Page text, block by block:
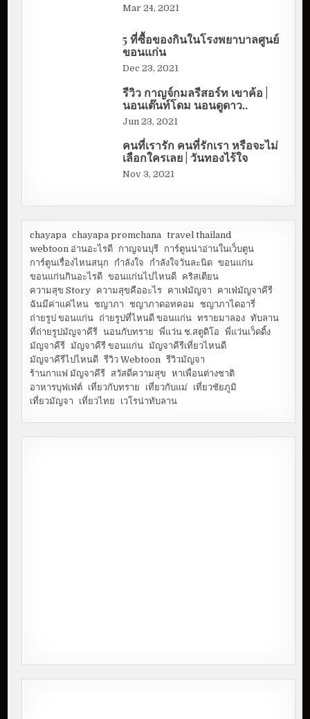
Mar 24, 2021
5 ที่ซื้อของกินในโรงพยาบาลศูนย์
ขอนแก่น
Dec 23, 2021
รีวิว กาญจ์กมลรีสอร์ท เขาค้อ |
นอนเต๊นท์โดม นอนดูดาว..
Jun 23, 2021
คนที่เรารัก คนที่รักเรา หรือจะไม่
เลือกใครเลย | วันทองไร้ใจ
Nov 3, 2021
chayapa chayapa promchana
travel thailand
webtoon อ่านอะไรดี กาญจนบุรี การ์ตูนน่าอ่านในเว็บตูน
การ์ตูนเรื่องไหนสนุก
กำลังใจ กำลังใจวันละนิด ขอนแก่น
ขอนแก่นกินอะไรดี ขอนแก่นไปไหนดี คริสเตียน
ความสุข Story ความสุขคืออะไร คาเฟ่มัญจา
คาเฟ่มัญจาคีรี
ฉันมีค่าแค่ไหน ชญาภา ชญาภาดอทคอม
ชญาภาไดอารี่
ถ่ายรูป ขอนแก่น ถ่ายรูปที่ไหนดี ขอนแก่น ทรายมาลอง ทับลาน
ที่ถ่ายรูปมัญจาคีรี นอนกับทราย พี่แว่น ช.สตูดิโอ
พี่แว่นเว็ดดิ้ง
มัญจาคีรี มัญจาคีรี ขอนแก่น มัญจาคีรีเที่ยวไหนดี
มัญจาคีรีไปไหนดี รีวิว Webtoon
รีวิวมัญจา
ร้านกาแฟ มัญจาคีรี สวัสดีความสุข
หาเพื่อนต่างชาติ
อาหารบุฟเฟ่ต์ เที่ยวกับทราย เที่ยวกับแม่
เที่ยวชัยภูมิ
เที่ยวมัญจา
เที่ยวไทย เวโรน่าทับลาน